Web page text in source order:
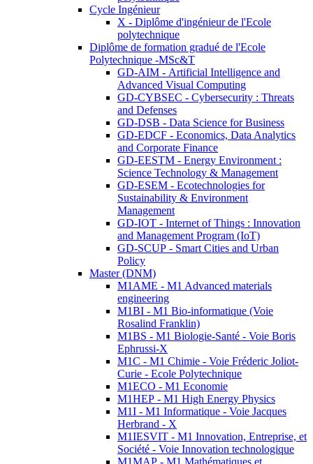
Cycle Ingénieur
X - Diplôme d'ingénieur de l'Ecole
polytechnique
Diplôme de formation gradué de l'Ecole
Polytechnique -MSc&T
GD-AIM - Artificial Intelligence and
Advanced Visual Computing
GD-CYBSEC - Cybersecurity : Threats
and Defenses
GD-DSB - Data Science for Business
GD-EDCF - Economics, Data Analytics
and Corporate Finance
GD-EESTM - Energy Environment :
Science Technology & Management
GD-ESEM - Ecotechnologies for
Sustainability & Environment
Management
GD-IOT - Internet of Things : Innovation
and Management Program (IoT)
GD-SCUP - Smart Cities and Urban
Policy
Master (DNM)
M1AME - M1 Advanced materials
engineering
M1BI - M1 Bio-informatique (Voie
Rosalind Franklin)
M1BS - M1 Biologie-Santé - Voie Boris
Ephrussi-X
M1C - M1 Chimie - Voie Fréderic Joliot-
Curie - Ecole Polytechnique
M1ECO - M1 Economie
M1HEP - M1 High Energy Physics
M1I - M1 Informatique - Voie Jacques
Herbrand - X
M1IESVIT - M1 Innovation, Entreprise, et
Société - Voie Innovation technologique
M1MAP - M1 Mathématiques et